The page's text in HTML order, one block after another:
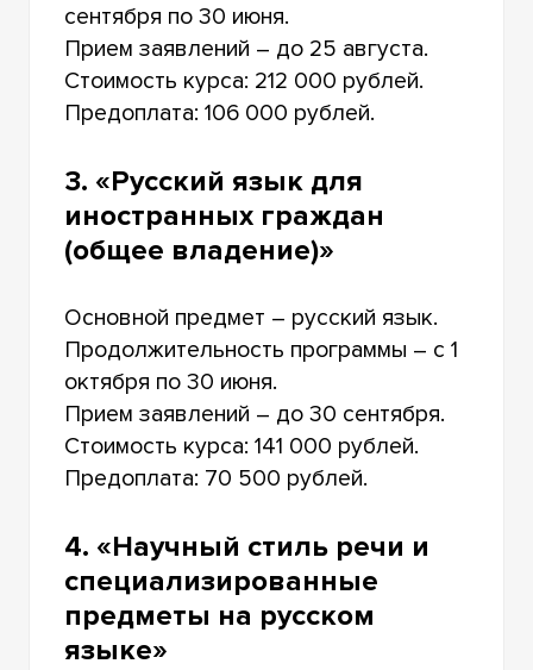
сентября по 30 июня.
Прием заявлений – до 25 августа.
Стоимость курса: 212 000 рублей.
Предоплата: 106 000 рублей.
3. «Русский язык для
иностранных граждан
(общее владение)»
Основной предмет – русский язык.
Продолжительность программы – с 1
октября по 30 июня.
Прием заявлений – до 30 сентября.
Стоимость курса: 141 000 рублей.
Предоплата: 70 500 рублей.
4. «Научный стиль речи и
специализированные
предметы на русском
языке»